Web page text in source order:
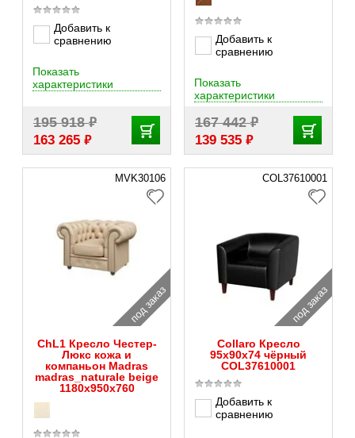
Добавить к
сравнению
195 918₽
163 265 ₽
Показать
характеристики
Добавить к
сравнению
167 442₽
139 535 ₽
Показать
характеристики
MVK30106
под заказ
ChL1 Кресло Честер-
Люкс кожа и
компаньон Madras
madras_naturale beige
1180х950х760
COL37610001
под заказ
Collaro Кресло
95x90x74 чёрный
COL37610001
Добавить к
сравнению